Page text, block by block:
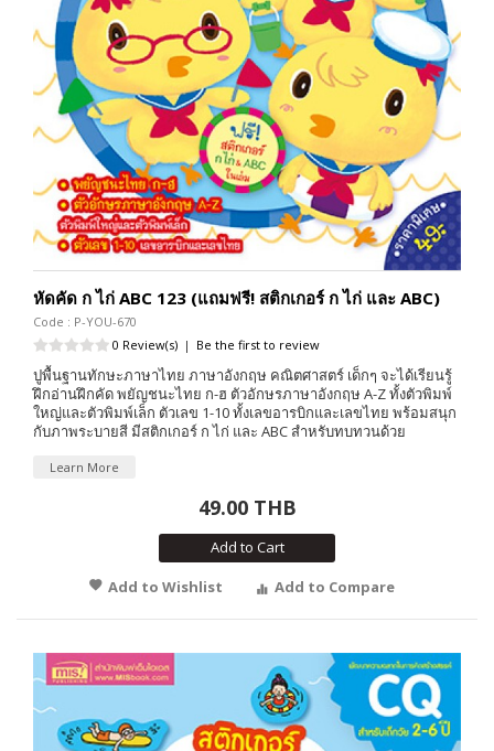
หัดคัด ก ไก่ ABC 123 (แถมฟรี! สติกเกอร์ ก ไก่ และ ABC)
Code : P-YOU-670
0 Review(s) | Be the first to review
ปูพื้นฐานทักษะภาษาไทย ภาษาอังกฤษ คณิตศาสตร์ เด็กๆ จะได้เรียนรู้
ฝึกอ่านฝึกคัด พยัญชนะไทย ก-ฮ ตัวอักษรภาษาอังกฤษ A-Z ทั้งตัวพิมพ์
ใหญ่และตัวพิมพ์เล็ก ตัวเลข 1-10 ทั้งเลขอารบิกและเลขไทย พร้อมสนุก
กับภาพระบายสี มีสติกเกอร์ ก ไก่ และ ABC สำหรับทบทวนด้วย
Learn More
49.00 THB
Add to Cart
Add to Wishlist
Add to Compare